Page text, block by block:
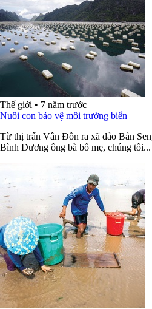
Thế giới • 7 năm trước
Nuôi con bảo vệ môi trường biển
Từ thị trấn Vân Đồn ra xã đảo Bản
Bình Dương ông bà bố mẹ, chúng tôi...